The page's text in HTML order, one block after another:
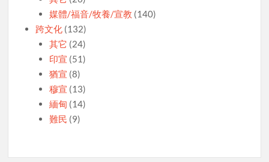
媒體/福音/牧養/宣教 (140)
跨文化 (132)
其它 (24)
印宣 (51)
猶宣 (8)
穆宣 (13)
緬甸 (14)
難民 (9)